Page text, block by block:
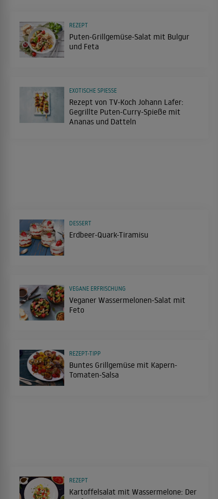
Puten-Grillgemüse-Salat mit Bulgur
und Feta
REZEPT
Rezept von TV-Koch Johann Lafer:
Gegrillte Puten-Curry-Spieße mit
Ananas und Datteln
EXOTISCHE SPIESSE
Erdbeer-Quark-Tiramisu
DESSERT
Veganer Wassermelonen-Salat mit
Feto
VEGANE ERFRISCHUNG
Buntes Grillgemüse mit Kapern-
Tomaten-Salsa
REZEPT-TIPP
Kartoffelsalat mit Wassermelone: Der
REZEPT